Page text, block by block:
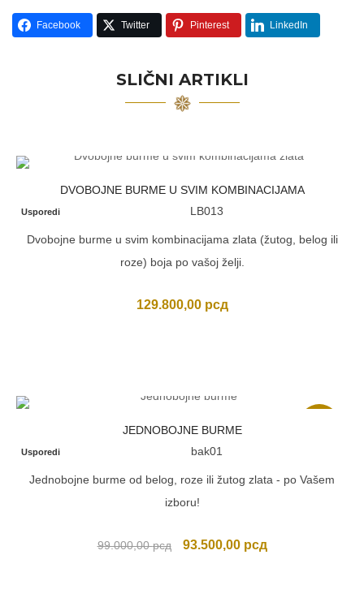
Facebook Twitter Pinterest LinkedIn
SLIČNI ARTIKLI
DVOBOJNE BURME U SVIM KOMBINACIJAMA
Usporedi LB013
Dvobojne burme u svim kombinacijama zlata (žutog, belog ili
roze) boja po vašoj želji.
129.800,00 рсд
JEDNOBOJNE BURME
Usporedi bak01
Jednobojne burme od belog, roze ili žutog zlata - po Vašem
izboru!
99.000,00рсд
Originalna
93.500,00 рсдTrenutna